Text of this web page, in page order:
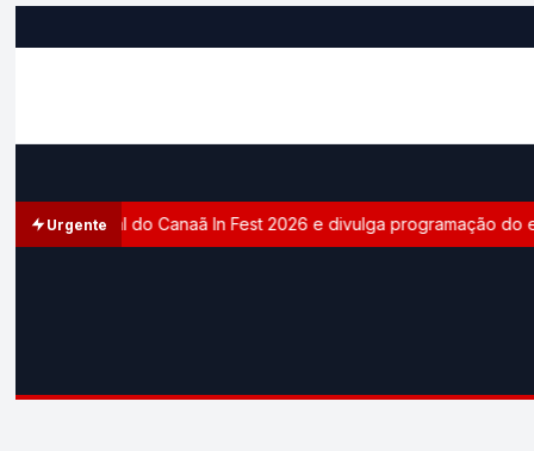
Urgente
site oficial do Canaã In Fest 2026 e divulga programação do